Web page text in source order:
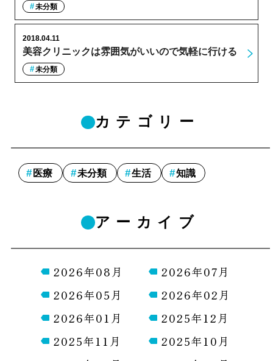
未分類
美容クリニックは雰囲気がいいので気軽に行ける
2018.04.11
未分類
カテゴリー
医療 未分類 生活 知識
アーカイブ
2026年08月
2026年07月
2026年05月
2026年02月
2026年01月
2025年12月
2025年11月
2025年10月